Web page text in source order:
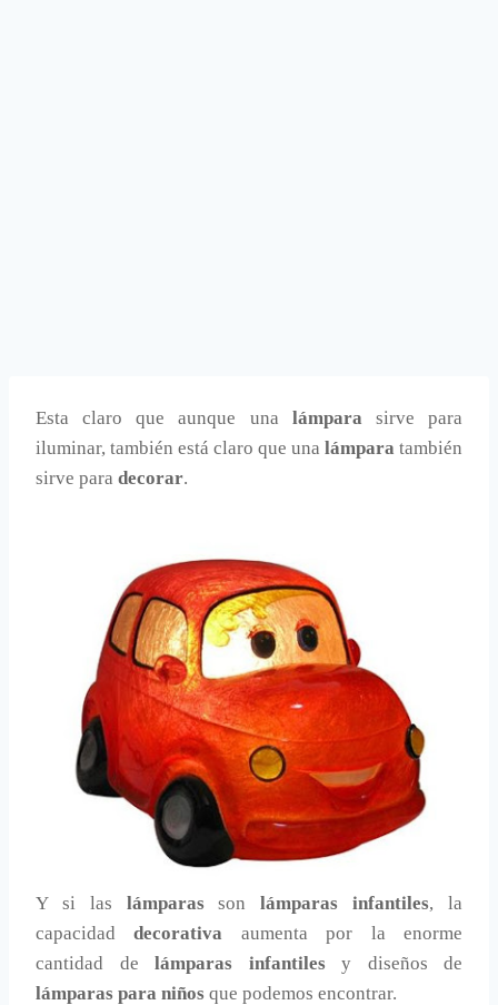
Esta claro que aunque una lámpara sirve para
iluminar, también está claro que una lámpara también
sirve para decorar.
Y si las lámparassonlámparas infantiles, la
capacidaddecorativa aumenta por la enorme
cantidad de lámparas infantilesy diseños de
lámparas para niños que podemos encontrar.